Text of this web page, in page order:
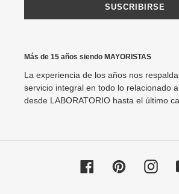
SUSCRIBIRSE
Más de 15 años siendo MAYORISTAS
La experiencia de los años nos
servicio integral en todo lo relacionado
desde LABORATORIO hasta el último
FacebookPinterest